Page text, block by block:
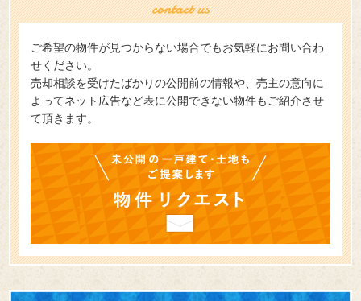
ご希望の物件が見つからない場合でもお気軽にお問い合わ
せください。
売却相談を受けたばかりの公開前の情報や、売主の意向に
よってネット広告など表に公開できない物件もご紹介させ
て頂きます。